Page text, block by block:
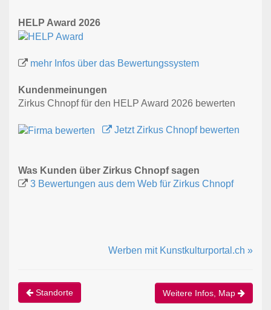
HELP Award 2026
mehr Infos über das Bewertungssystem
Kundenmeinungen
Zirkus Chnopf für den HELP Award 2026 bewerten
Jetzt Zirkus Chnopf bewerten
Was Kunden über Zirkus Chnopf sagen
3 Bewertungen aus dem Web für Zirkus Chnopf
Werben mit Kunstkulturportal.ch »
Standorte Weitere Infos, Map